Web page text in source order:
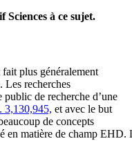
à ce sujet.
plus généralement
Les recherches
de recherche d’une
3,130,945, et avec le but
de concepts
en matière de champ EHD.